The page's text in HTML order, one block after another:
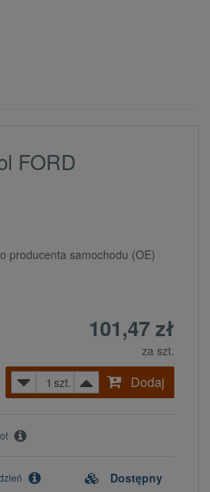
FORD
producenta samochodu (OE)
101,47 zł
za szt.
szt.
Dodaj
Dostępny